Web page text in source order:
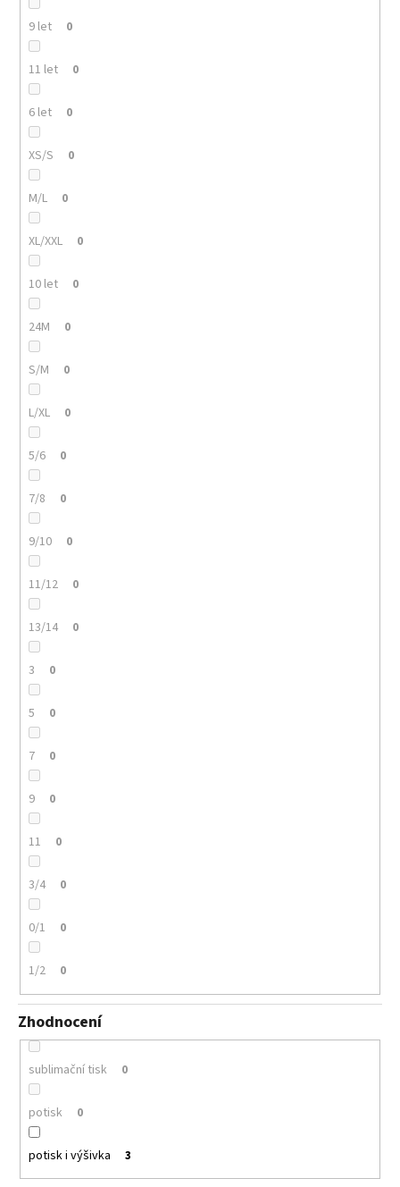
9 let 0
11 let 0
6 let 0
XS/S 0
M/L 0
XL/XXL 0
10 let 0
24M 0
S/M 0
L/XL 0
5/6 0
7/8 0
9/10 0
11/12 0
13/14 0
3 0
5 0
7 0
9 0
11 0
3/4 0
0/1 0
1/2 0
Zhodnocení
sublimační tisk 0
potisk 0
potisk i výšivka 3